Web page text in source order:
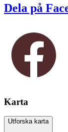
Dela på
Karta
Utforska karta